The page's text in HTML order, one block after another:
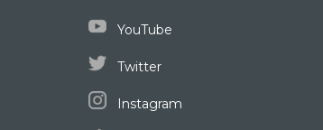
YouTube
Twitter
Instagram